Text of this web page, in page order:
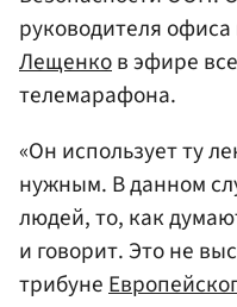
руководителя
Лещенков эфире
телемарафона.
«Он использует ту
нужным. В данном
людей, то, как
и говорит. Это не
трибуне